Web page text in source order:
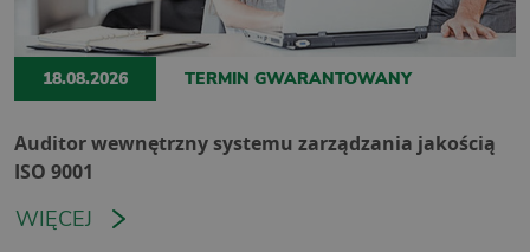
18.08.2026 TERMIN GWARANTOWANY
Auditor wewnętrzny systemu zarządzania jakością
ISO 9001
WIĘCEJ